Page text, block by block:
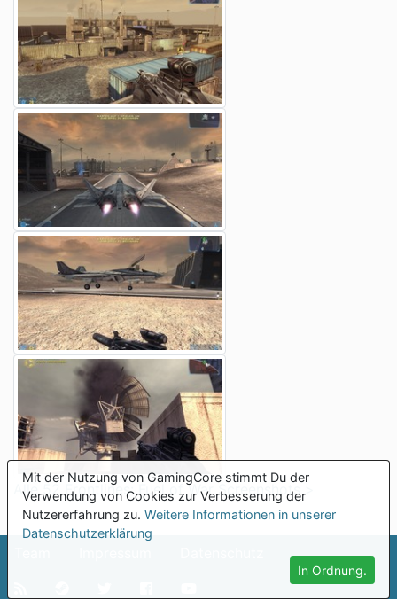
Mit der Nutzung von GamingCore stimmt Du der
Verwendung von Cookies zur Verbesserung der
Nutzererfahrung zu. Weitere Informationen in unserer
Datenschutzerklärung
In Ordnung.
Alle 52 Frontlines: Fuel of War Screenshots >